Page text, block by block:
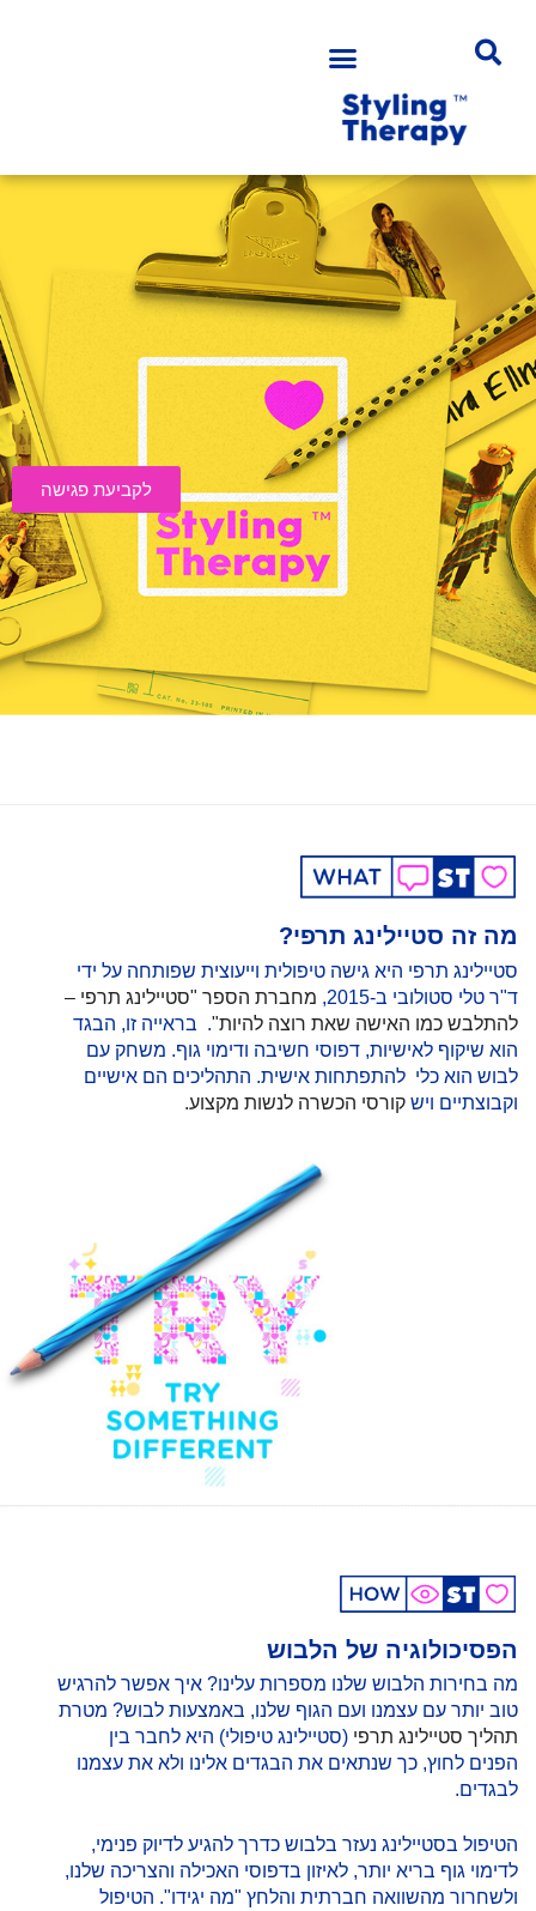
לקביעת פגישה
מה זה סטיילינג תרפי?
סטיילינג תרפי היא גישה טיפולית וייעוצית שפותחה על ידי
ד"ר טלי סטולובי ב-2015,
מחברת הספר "סטיילינג תרפי –
להתלבש כמו האישה שאת רוצה להיות". בראייה זו, הבגד
הוא שיקוף לאישיות, דפוסי חשיבה ודימוי גוף. משחק עם
לבוש הוא כלי להתפתחות אישית. התהליכים הם אישיים
וקבוצתיים ויש קורסי הכשרה לנשות מקצוע.
הפסיכולוגיה של הלבוש
מה בחירות הלבוש שלנו מספרות עלינו? איך אפשר להרגיש
טוב יותר עם עצמנו ועם הגוף שלנו, באמצעות לבוש? מטרת
תהליך סטיילינג תרפי (סטיילינג טיפולי) היא לחבר בין
הפנים לחוץ, כך שנתאים את הבגדים אלינו ולא את עצמנו
לבגדים.
הטיפול בסטיילינג נעזר בלבוש כדרך להגיע לדיוק פנימי,
לדימוי גוף בריא יותר, לאיזון בדפוסי האכילה והצריכה שלנו,
ולשחרור מהשוואה חברתית והלחץ "מה יגידו". הטיפול